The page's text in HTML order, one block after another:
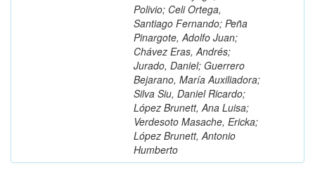
Polivio; Celi Ortega,
Santiago Fernando; Peña
Pinargote, Adolfo Juan;
Chávez Eras, Andrés;
Jurado, Daniel; Guerrero
Bejarano, María Auxiliadora;
Silva Siu, Daniel Ricardo;
López Brunett, Ana Luisa;
Verdesoto Masache, Ericka;
López Brunett, Antonio
Humberto